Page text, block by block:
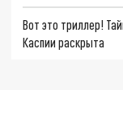
Вот это триллер!
Каспии раскрыта